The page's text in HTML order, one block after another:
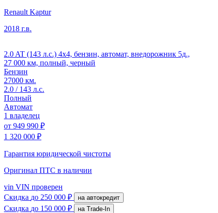
Renault Kaptur
2018 г.в.
2.0 AT (143 л.с.) 4x4, бензин, автомат, внедорожник 5д.,
27 000 км, полный, черный
Бензин
27000 км.
2.0 / 143 л.с.
Полный
Автомат
1 владелец
от 949 990 ₽
1 320 000 ₽
Гарантия юридической чистоты
Оригинал ПТС в наличии
vin VIN проверен
Скидка до 250 000 ₽ на автокредит
Скидка до 150 000 ₽
на Trade-In